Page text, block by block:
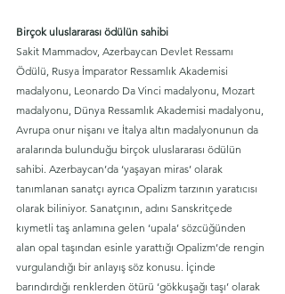
Birçok uluslararası ödülün sahibi
Sakit Mammadov, Azerbaycan Devlet Ressamı
Ödülü, Rusya İmparator Ressamlık Akademisi
madalyonu, Leonardo Da Vinci madalyonu, Mozart
madalyonu, Dünya Ressamlık Akademisi madalyonu,
Avrupa onur nişanı ve İtalya altın madalyonunun da
aralarında bulunduğu birçok uluslararası ödülün
sahibi. Azerbaycan’da ‘yaşayan miras’ olarak
tanımlanan sanatçı ayrıca Opalizm tarzının yaratıcısı
olarak biliniyor. Sanatçının, adını Sanskritçede
kıymetli taş anlamına gelen ‘upala’ sözcüğünden
alan opal taşından esinle yarattığı Opalizm’de rengin
vurgulandığı bir anlayış söz konusu. İçinde
barındırdığı renklerden ötürü ‘gökkuşağı taşı’ olarak